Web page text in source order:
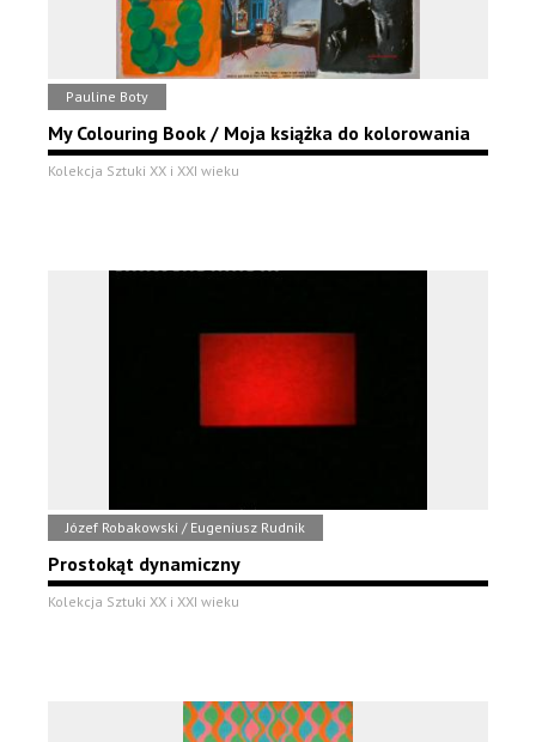
Pauline Boty
My Colouring Book / Moja książka do kolorowania
Kolekcja Sztuki XX i XXI wieku
Józef Robakowski / Eugeniusz Rudnik
Prostokąt dynamiczny
Kolekcja Sztuki XX i XXI wieku